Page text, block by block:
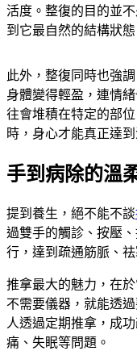
活度。整復的目的並
到它最自然的結構狀
此外，整復同時也強
身體變得輕盈，連情
往會堆積在特定的部
時，身心才能真正達到
手到病除的溫
提到養生，絕不能不談
過雙手的觸診、按壓
行，達到疏通筋脈、
推拿最大的魅力，在
不需要儀器，就能透
人透過定期推拿，成
痛、失眠等問題。